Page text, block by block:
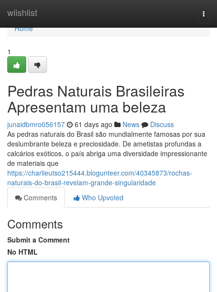
wiishlist
Home
Home
1
Pedras Naturais Brasileiras
Apresentam uma beleza
junaidbmro056157 61 days ago News
Discuss
As pedras naturais do Brasil são mundialmente famosas por sua
deslumbrante beleza e preciosidade. De ametistas profundas a
calcários exóticos, o país abriga uma diversidade impressionante
de materiais que
https://charlieutso215444.blogunteer.com/40345873/rochas-
naturais-do-brasil-revelam-grande-singularidade
Comments
Who Upvoted
Comments
Submit a Comment
No HTML